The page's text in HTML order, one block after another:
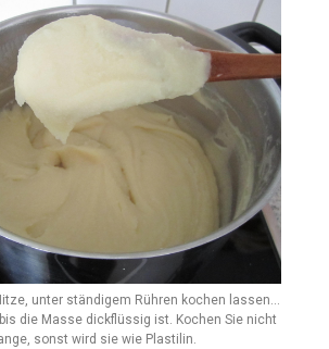
unter ständigem Rühren kochen lassen...
die Masse dickflüssig ist. Kochen Sie nicht
sonst wird sie wie Plastilin.